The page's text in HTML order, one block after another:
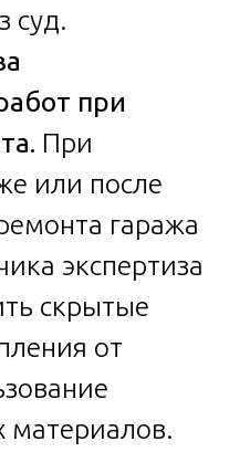
суд.
при
При
или после
гаража
экспертиза
скрытые
от
материалов.